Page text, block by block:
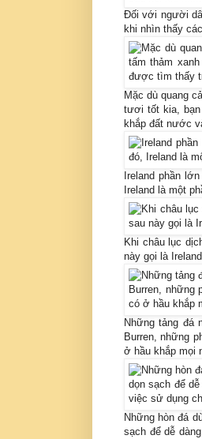
Đối với người
khi nhìn thấy
Mặc dù quang
tươi tốt kia, bạn
khắp đất nước
Ireland phần
Ireland là một
Khi châu lục
này gọi là
Những tảng đá
Burren, những
ở hầu khắp mọi
Những hòn đá
sạch để dễ